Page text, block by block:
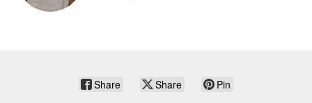
Share Share Pin